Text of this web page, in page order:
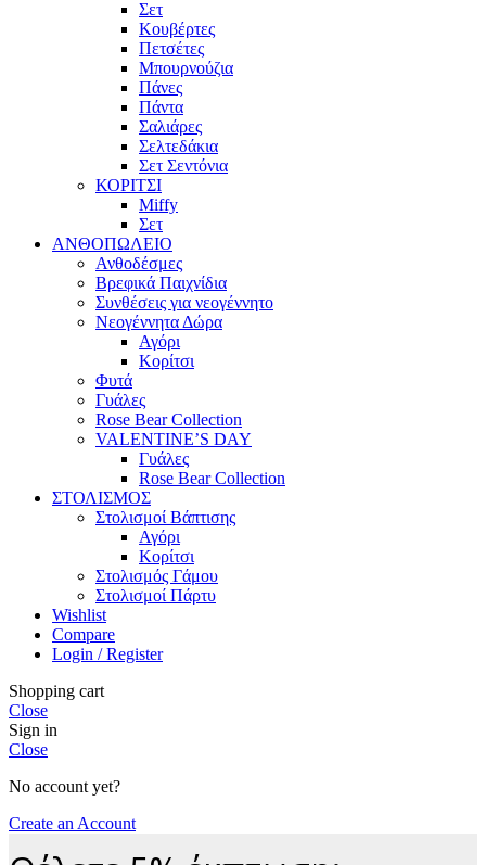
Σετ
Κουβέρτες
Πετσέτες
Μπουρνούζια
Πάνες
Πάντα
Σαλιάρες
Σελτεδάκια
Σετ Σεντόνια
ΚΟΡΙΤΣΙ
Miffy
Σετ
ΑΝΘΟΠΩΛΕΙΟ
Ανθοδέσμες
Βρεφικά Παιχνίδια
Συνθέσεις για νεογέννητο
Νεογέννητα Δώρα
Αγόρι
Κορίτσι
Φυτά
Γυάλες
Rose Bear Collection
VALENTINE’S DAY
Γυάλες
Rose Bear Collection
ΣΤΟΛΙΣΜΟΣ
Στολισμοί Βάπτισης
Αγόρι
Κορίτσι
Στολισμός Γάμου
Στολισμοί Πάρτυ
Wishlist
Compare
Login / Register
Shopping cart
Close
Sign in
Close
No account yet?
Create an Account